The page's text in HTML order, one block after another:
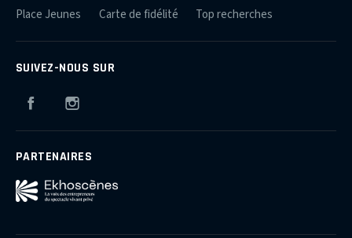
Place Jeunes
Carte de fidélité Top recherches
SUIVEZ-NOUS SUR
Facebook
PARTENAIRES